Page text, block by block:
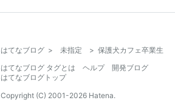
はてなブログ > 未指定 > 保護犬カフェ卒業生
はてなブログ タグとは
ヘルプ
開発ブログ
はてなブログトップ
Copyright (C) 2001-2026 Hatena.